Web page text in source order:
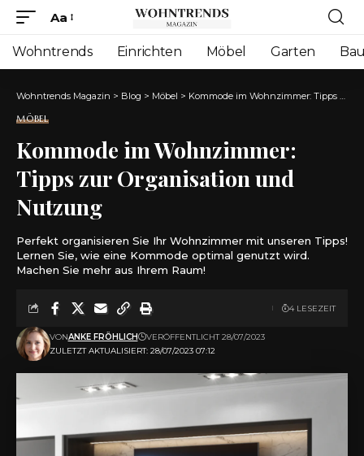
Font
Resizer
Aa
Wohntrends Einrichten Möbel Garten
Wohntrends Magazin > Blog > Möbel > Kommode im Wohnzimmer: Tipps zur Organisation und Nutzung
MÖBEL
Kommode im Wohnzimmer:
Tipps zur Organisation und
Nutzung
Perfekt organisieren Sie Ihr Wohnzimmer mit unseren Tipps!
Lernen Sie, wie eine Kommode optimal genutzt wird.
Machen Sie mehr aus Ihrem Raum!
ZULETZT AKTUALISIERT: 28/07/2023 07:12
VONANKE FRÖHLICH VERÖFFENTLICHT 28/07/2023
4 LESEZEIT